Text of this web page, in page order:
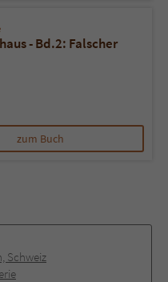
- Bd.2: Falscher
zum Buch
Schweiz